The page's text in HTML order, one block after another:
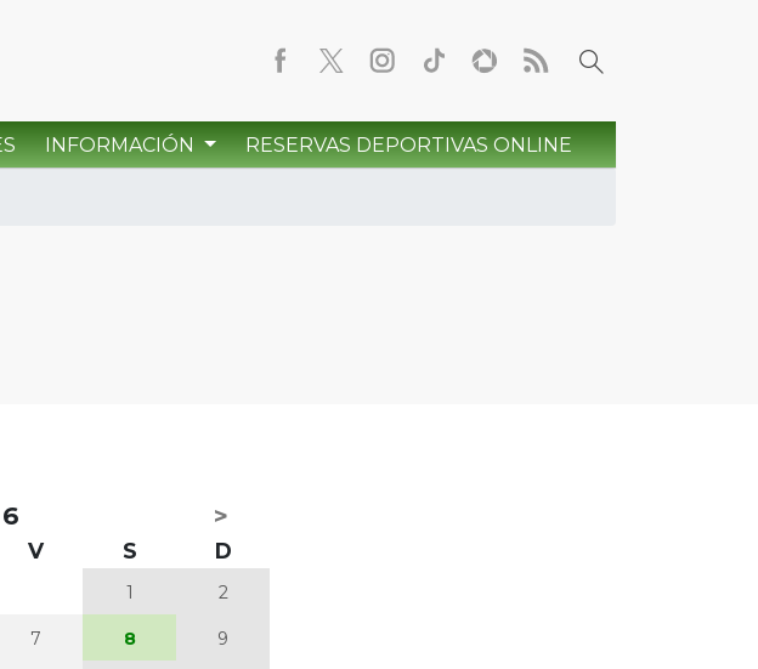
INFORMACIÓN RESERVAS DEPORTIVAS ONLINE
>
V S D
1 2
7 8 9